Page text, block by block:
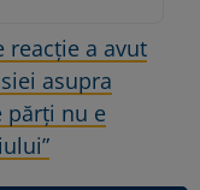
reacție a avut
asupra
părți nu e